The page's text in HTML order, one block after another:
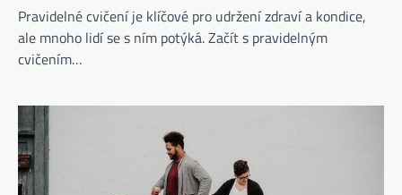
Pravidelné cvičení je klíčové pro udržení zdraví a kondice,
ale mnoho lidí se s ním potýká. Začít s pravidelným
cvičením…